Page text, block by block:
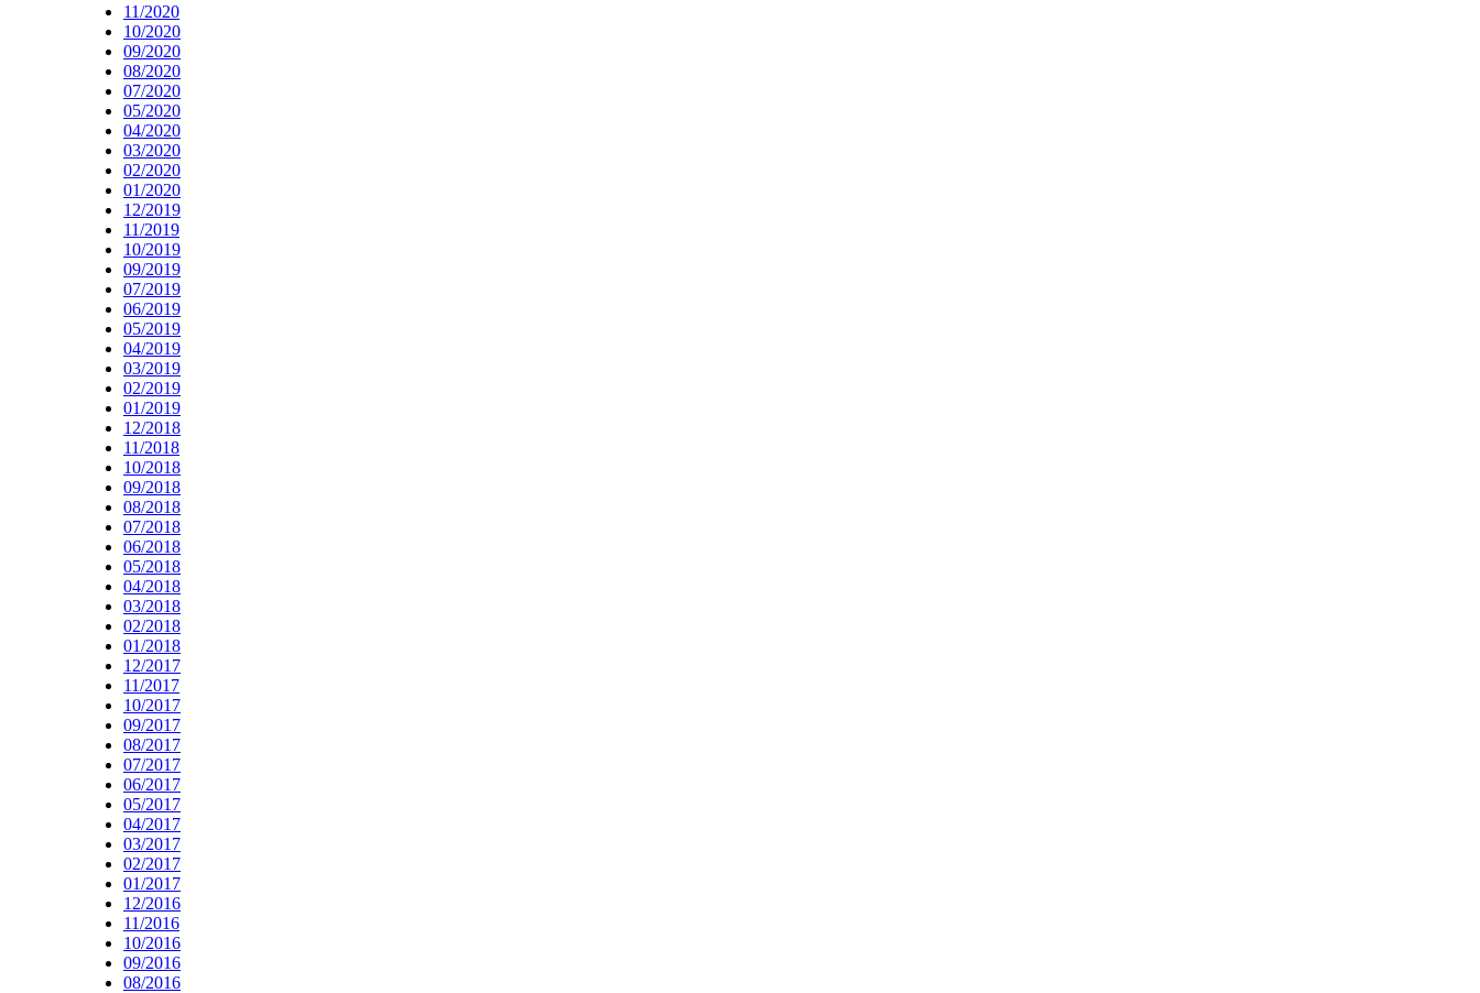
11/2020
10/2020
09/2020
08/2020
07/2020
05/2020
04/2020
03/2020
02/2020
01/2020
12/2019
11/2019
10/2019
09/2019
07/2019
06/2019
05/2019
04/2019
03/2019
02/2019
01/2019
12/2018
11/2018
10/2018
09/2018
08/2018
07/2018
06/2018
05/2018
04/2018
03/2018
02/2018
01/2018
12/2017
11/2017
10/2017
09/2017
08/2017
07/2017
06/2017
05/2017
04/2017
03/2017
02/2017
01/2017
12/2016
11/2016
10/2016
09/2016
08/2016